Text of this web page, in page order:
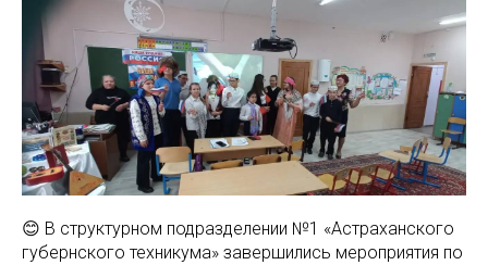
😊 В структурном подразделении №1 «Астраханского
губернского техникума» завершились мероприятия по